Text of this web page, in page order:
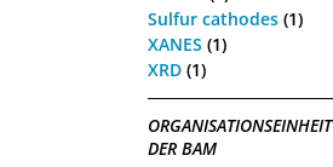
Sulfur cathodes (1)
XANES (1)
XRD (1)
ORGANISATIONSEINHEIT
DER BAM